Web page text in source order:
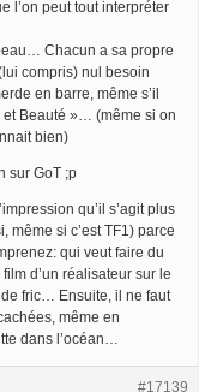
l’on peut tout interpréter
Chacun a sa propre
compris) nul besoin
en barre, même s’il
et Beauté »… (même si on
bien)
sur GoT ;p
qu’il s’agit plus
même si c’est TF1) parce
qui veut faire du
d’un réalisateur sur le
fric… Ensuite, il ne faut
même en
dans l’océan…
#17139